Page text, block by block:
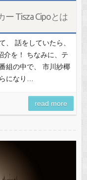
Tisza Cipoとは
、 話をしていたら、
介を！ ちなみに、テ
組の中で、 市川紗椰
になり…
read more